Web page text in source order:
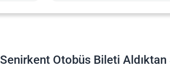
Senirkent Otobüs Bileti